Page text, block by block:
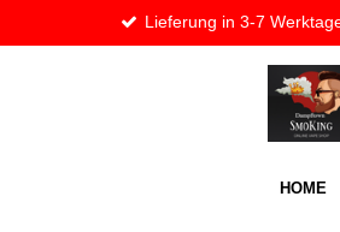
Hauptinhalt
Lieferung in 3-7
HOME